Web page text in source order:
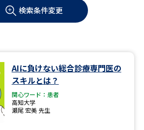
学部・学科パンフ
料から請求
大学院の資料請求
検索条件変更
AIに負けない総合診療専門医の
スキルとは？
関心ワード：患者
高知大学
瀬尾 宏美 先生